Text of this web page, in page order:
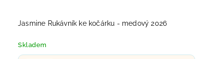
Jasmine Rukávník ke kočárku - medový 2026
Skladem